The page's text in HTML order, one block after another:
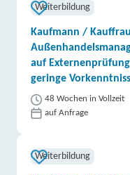
Weiterbildung
Kaufmann /
auf
geringe
48 Wochen in Vollzeit
auf Anfrage
Weiterbildung